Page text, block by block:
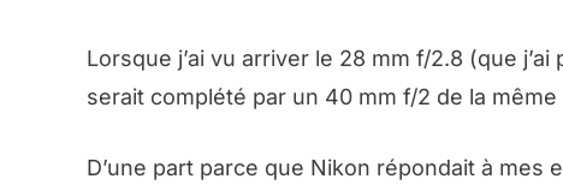
Lorsque j’ai vu arriver le 28 mm f/2.8 (que
serait complété par un 40 mm f/2 de la
D’une part parce que Nikon répondait à mes